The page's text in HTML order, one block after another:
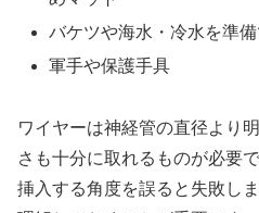
バケツや海水・冷水を準
軍手や保護手具
ワイヤーは神経管の直径より
さも十分に取れるものが必要
挿入する角度を誤ると失敗し